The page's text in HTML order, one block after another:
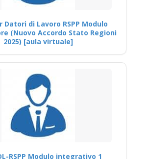
Datori di Lavoro RSPP Modulo
(Nuovo Accordo Stato Regioni
2025) [aula virtuale]
RSPP Modulo integrativo 1